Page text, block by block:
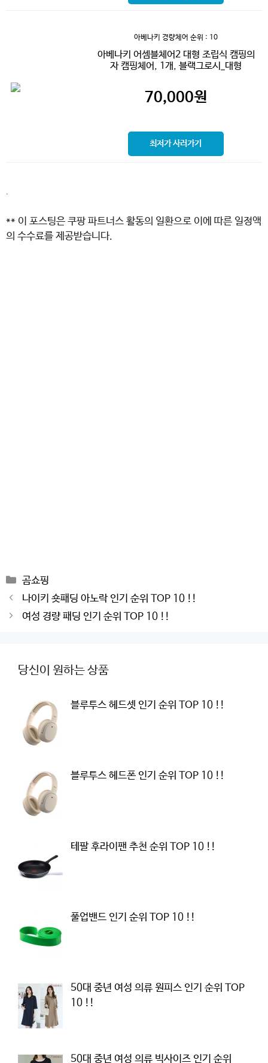
아베나키 경량체어 순위 : 10
아베나키 어셈블체어2 대형 조립식 캠핑의
자 캠핑체어, 1개, 블랙그로시_대형
70,000원
최저가 사러가기
.
** 이 포스팅은 쿠팡 파트너스 활동의 일환으로 이에 따른 일정액
의 수수료를 제공받습니다.
Categories
곰쇼핑
Post
navigation
나이키 숏패딩 아노락 인기 순위 TOP 10 !!
여성 경량 패딩 인기 순위 TOP 10 !!
당신이 원하는 상품
블루투스 헤드셋 인기 순위 TOP 10 !!
블루투스 헤드폰 인기 순위 TOP 10 !!
테팔 후라이팬 추천 순위 TOP 10 !!
풀업밴드 인기 순위 TOP 10 !!
50대 중년 여성 의류 원피스 인기 순위 TOP
10 !!
50대 중년 여성 의류 빅사이즈 인기 순위